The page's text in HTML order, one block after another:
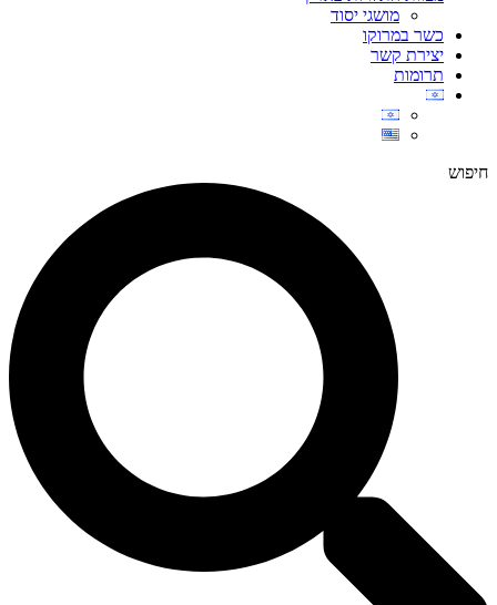
מושגי יסוד
כשר במרוקו
יצירת קשר
תרומות
חיפוש